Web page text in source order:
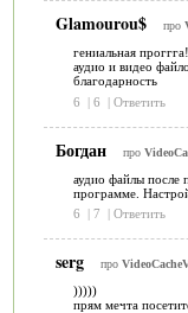
Glamourou$ про
гениальная
аудио и видео
благодарность
6
| 6 | Ответить
Богдан про
аудио файлы после
программе.
6
| 7 | Ответить
serg про
)))))
прям мечта